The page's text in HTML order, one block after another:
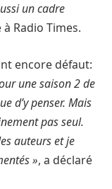
un cadre
Radio Times.
encore défaut:
une saison 2 de
d’y penser. Mais
pas seul.
auteurs et je
», a déclaré